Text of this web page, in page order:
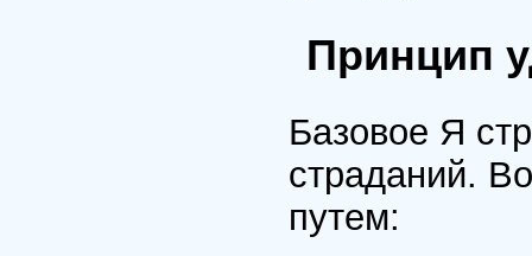
Принцип
Базовое Я
страданий.
путем: